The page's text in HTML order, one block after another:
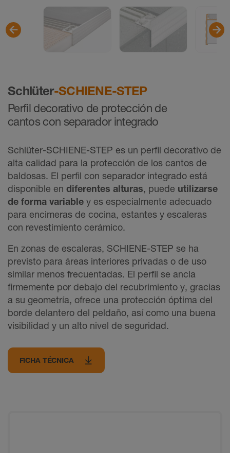
Schlüter-SCHIENE-STEP
Perfil decorativo de protección de
cantos con separador integrado
Schlüter-SCHIENE-STEP es un perfil decorativo de
alta calidad para la protección de los cantos de
baldosas. El perfil con separador integrado está
disponible en diferentes alturas, puede utilizarse
de forma variable y es especialmente adecuado
para encimeras de cocina, estantes y escaleras
con revestimiento cerámico.
En zonas de escaleras, SCHIENE-STEP se ha
previsto para áreas interiores privadas o de uso
similar menos frecuentadas. El perfil se ancla
firmemente por debajo del recubrimiento y, gracias
a su geometría, ofrece una protección óptima del
borde delantero del peldaño, así como una buena
visibilidad y un alto nivel de seguridad.
FICHA TÉCNICA